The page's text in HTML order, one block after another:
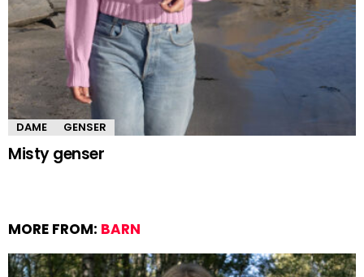
DAME GENSER
Misty genser
MORE FROM: BARN